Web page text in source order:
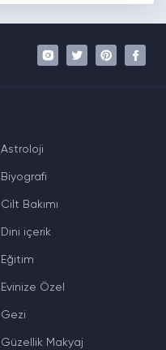
Astroloji
Biyografi
Cilt Bakımı
Dini içerik
Eğitim
Evinize Özel
Gezi
Güzellik Makyaj